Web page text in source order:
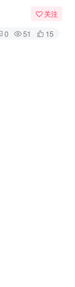
关注
0 51 15